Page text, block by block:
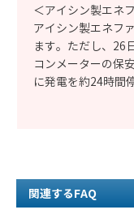
＜アイシン製エネ
アイシン製エネフ
ます。ただし、26
コンメーターの保
に発電を約24時間
関連するFAQ